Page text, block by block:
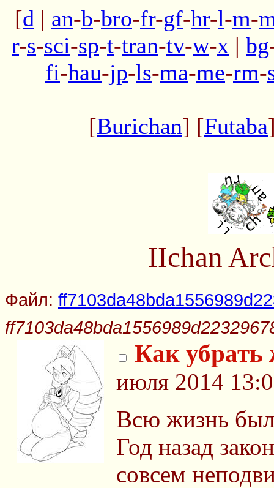
[d | an-b-bro-fr-gf-hr-l-m-
r-s-sci-sp-t-tran-tv-w-x | bg
fi-hau-jp-ls-ma-me-rm-
[Burichan] [Futaba
IIchan
Файл:
Как убрать
июля 2014
Всю жизнь был
Год назад
совсем